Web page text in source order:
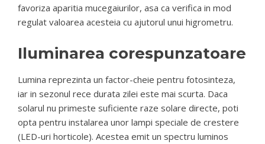
favoriza aparitia mucegaiurilor, asa ca verifica in mod
regulat valoarea acesteia cu ajutorul unui higrometru.
Iluminarea corespunzatoare
Lumina reprezinta un factor-cheie pentru fotosinteza,
iar in sezonul rece durata zilei este mai scurta. Daca
solarul nu primeste suficiente raze solare directe, poti
opta pentru instalarea unor lampi speciale de crestere
(LED-uri horticole). Acestea emit un spectru luminos